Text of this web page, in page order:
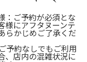
：ご予約が必須とな
様にアフタヌーンテ
らかじめご了承くだ
予約なしでもご利用
、店内の混雑状況に